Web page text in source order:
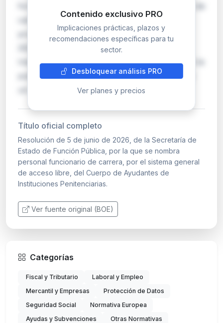
formaliza el nombramiento como funcionarios de
carrera de los aspirantes aprobados en el
proceso selectivo convocado en octubre de
2024 para el Cuerpo de Ayudantes de
Instituciones Penitenciarias. El proceso incluyó la
publicación de aprobados en marzo de 2025 y
un período de …
Contenido exclusivo PRO
Implicaciones prácticas, plazos y
recomendaciones específicas para tu
sector.
Desbloquear análisis PRO
Ver planes y precios
Título oficial completo
Resolución de 5 de junio de 2026, de la Secretaría de
Estado de Función Pública, por la que se nombra
personal funcionario de carrera, por el sistema general
de acceso libre, del Cuerpo de Ayudantes de
Instituciones Penitenciarias.
Ver fuente original (BOE)
Categorías
Fiscal y Tributario
Laboral y Empleo
Mercantil y Empresas
Protección de Datos
Seguridad Social
Normativa Europea
Ayudas y Subvenciones
Otras Normativas